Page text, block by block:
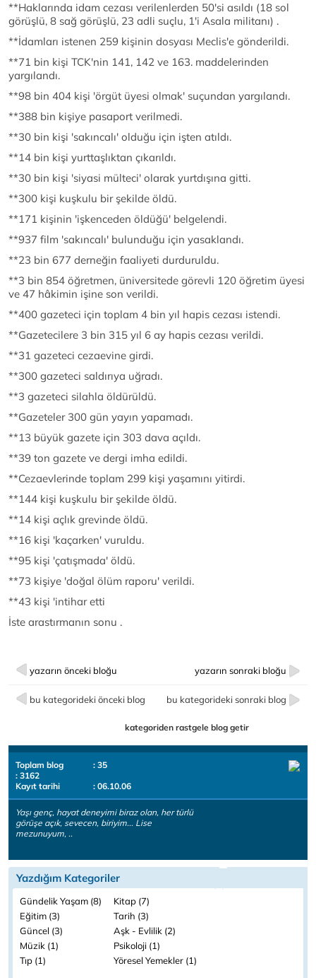
**Haklarında idam cezası verilenlerden 50'si asıldı (18 sol
görüşlü, 8 sağ görüşlü, 23 adli suçlu, 1'i Asala militanı) .
**İdamları istenen 259 kişinin dosyası Meclis'e gönderildi.
**71 bin kişi TCK'nin 141, 142 ve 163. maddelerinden
yargılandı.
**98 bin 404 kişi 'örgüt üyesi olmak' suçundan yargılandı.
**388 bin kişiye pasaport verilmedi.
**30 bin kişi 'sakıncalı' olduğu için işten atıldı.
**14 bin kişi yurttaşlıktan çıkarıldı.
**30 bin kişi 'siyasi mülteci' olarak yurtdışına gitti.
**300 kişi kuşkulu bir şekilde öldü.
**171 kişinin 'işkenceden öldüğü' belgelendi.
**937 film 'sakıncalı' bulunduğu için yasaklandı.
**23 bin 677 derneğin faaliyeti durduruldu.
**3 bin 854 öğretmen, üniversitede görevli 120 öğretim üyesi
ve 47 hâkimin işine son verildi.
**400 gazeteci için toplam 4 bin yıl hapis cezası istendi.
**Gazetecilere 3 bin 315 yıl 6 ay hapis cezası verildi.
**31 gazeteci cezaevine girdi.
**300 gazeteci saldırıya uğradı.
**3 gazeteci silahla öldürüldü.
**Gazeteler 300 gün yayın yapamadı.
**13 büyük gazete için 303 dava açıldı.
**39 ton gazete ve dergi imha edildi.
**Cezaevlerinde toplam 299 kişi yaşamını yitirdi.
**144 kişi kuşkulu bir şekilde öldü.
**14 kişi açlık grevinde öldü.
**16 kişi 'kaçarken' vuruldu.
**95 kişi 'çatışmada' öldü.
**73 kişiye 'doğal ölüm raporu' verildi.
**43 kişi 'intihar etti
İste arastırmanın sonu .
yazarın önceki bloğu yazarın sonraki bloğu
bu kategorideki önceki blog bu kategorideki sonraki blog
kategoriden rastgele blog getir
Toplam blog
: 35
: 3162
Kayıt tarihi
: 06.10.06
Yaşı genç, hayat deneyimi biraz olan, her türlü
görüşe açık, sevecen, biriyim... Lise
mezunuyum, ..
Yazdığım Kategoriler
Gündelik Yaşam (8)
Kitap (7)
Eğitim (3)
Tarih (3)
Güncel (3)
Aşk - Evlilik (2)
Müzik (1)
Psikoloji (1)
Tıp (1)
Yöresel Yemekler (1)